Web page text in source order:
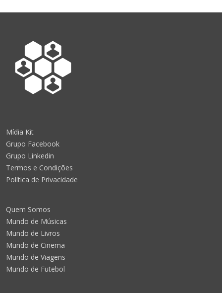
Mídia Kit
Grupo Facebook
Grupo Linkedin
Termos e Condições
Política de Privacidade
Quem Somos
Mundo de Músicas
Mundo de Livros
Mundo de Cinema
Mundo de Viagens
Mundo de Futebol